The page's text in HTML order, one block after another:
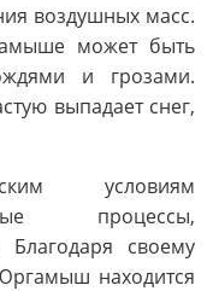
воздушных масс.
может быть
и грозами.
выпадает снег,
условиям
процессы,
своему
находится